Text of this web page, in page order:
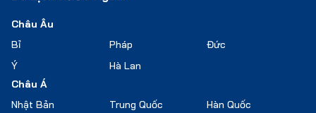
Châu Âu
Bỉ
Pháp
Đức
Ý
Hà Lan
Châu Á
Nhật Bản
Trung Quốc
Hàn Quốc